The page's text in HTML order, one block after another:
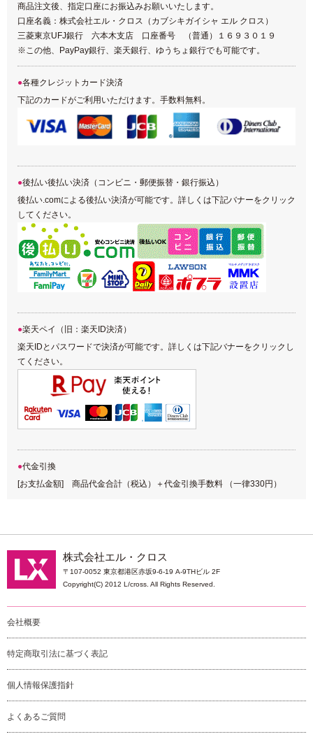
商品注文後、指定口座にお振込みお願いいたします。
口座名義：株式会社エル・クロス（カブシキガイシャ エル クロス）
三菱東京UFJ銀行 六本木支店 口座番号 （普通）１６９３０１９
※この他、PayPay銀行、楽天銀行、ゆうちょ銀行でも可能です。
各種クレジットカード決済
下記のカードがご利用いただけます。手数料無料。
後払い後払い決済（コンビニ・郵便振替・銀行振込）
後払い.comによる後払い決済が可能です。詳しくは下記バナーをクリック
してください。
楽天ペイ（旧：楽天ID決済）
楽天IDとパスワードで決済が可能です。詳しくは下記バナーをクリックし
てください。
代金引換
[お支払金額] 商品代金合計（税込）＋代金引換手数料 （一律330円）
株式会社エル・クロス
〒107-0052 東京都港区赤坂9-6-19 A-9THビル 2F
Copyright(C) 2012 L/cross. All Rights Reserved.
会社概要
特定商取引法に基づく表記
個人情報保護指針
よくあるご質問